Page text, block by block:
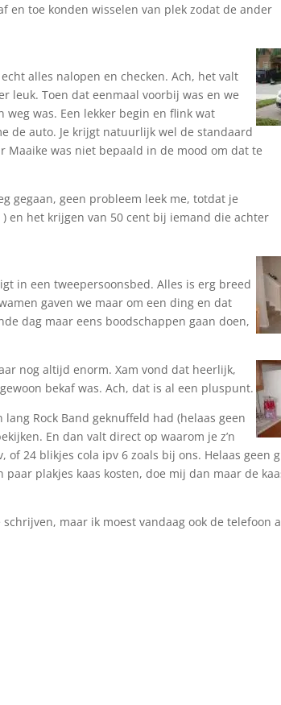
en toe konden wisselen van plek zodat de ander
alles nalopen en checken. Ach, het valt
leuk. Toen dat eenmaal voorbij was en we
was. Een lekker begin en flink wat
de auto. Je krijgt natuurlijk wel de standaard
Maaike was niet bepaald in de mood om dat te
gegaan, geen probleem leek me, totdat je
en het krijgen van 50 cent bij iemand die achter
in een tweepersoonsbed. Alles is erg breed
gaven we maar om een ding en dat
dag maar eens boodschappen gaan doen,
nog altijd enorm. Xam vond dat heerlijk,
bekaf was. Ach, dat is al een pluspunt.
Rock Band geknuffeld had (helaas geen
En dan valt direct op waarom je z’n
24 blikjes cola ipv 6 zoals bij ons. Helaas geen
plakjes kaas kosten, doe mij dan maar de
maar ik moest vandaag ook de telefoon